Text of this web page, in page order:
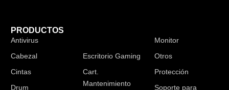
PRODUCTOS
Antivirus
Cabezal
Cintas
Drum
Escritorio Gaming
Cart.
Mantenimiento
Monitor
Otros
Protección
Soporte para